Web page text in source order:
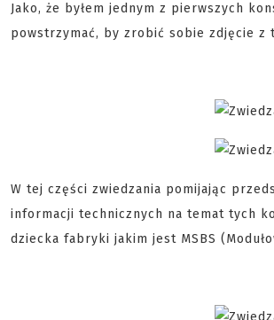
Jako, że byłem jednym z pierwszych
powstrzymać, by zrobić sobie zdjęcie z
W tej części zwiedzania pomijając
informacji technicznych na temat tych
dziecka fabryki jakim jest MSBS